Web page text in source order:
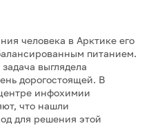
человека в Арктике его
питанием.
выглядела
дорогостоящей. В
инфохимии
что нашли
для решения этой